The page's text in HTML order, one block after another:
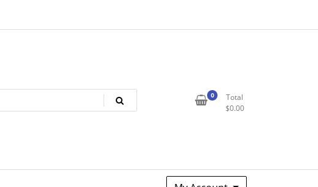
0
Total
$0.00